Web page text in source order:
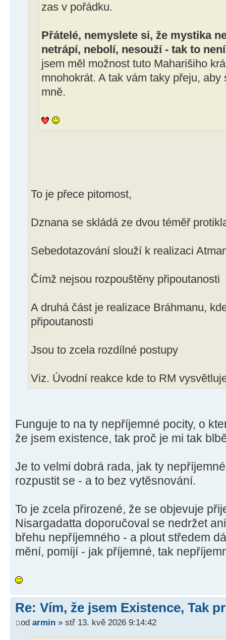
zas v pořádku.
Přátelé, nemyslete si, že mystika
netrápí, nebolí, nesouží - tak to
jsem měl možnost tuto Maharišiho
mnohokrát. A tak vám taky přeju,
mně.
To je přece pitomost,
Dznana se skládá ze dvou téměř
Sebedotazování slouží k realizaci
Čímž nejsou rozpouštěny připoutanosti
A druhá část je realizace Bráhmanu,
připoutanosti
Jsou to zcela rozdílné postupy
Viz. Úvodní reakce kde to RM
Funguje to na ty nepříjemné pocity, o
že jsem existence, tak proč je mi tak
Je to velmi dobrá rada, jak ty
rozpustit se - a to bez vytěsnování.
To je zcela přirozené, že se objevuje
Nisargadatta doporučoval se nedržet
břehu nepříjemného - a plout středem
mění, pomíjí - jak příjemné, tak
Re: Vím, že jsem Existence, Tak
od armin » stř 13. kvě 2026 9:14:42